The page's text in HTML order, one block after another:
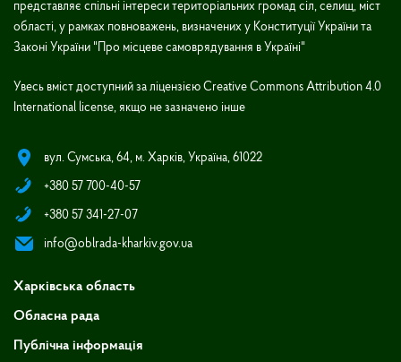
представляє спільні інтереси територіальних громад сіл, селищ, міст
області, у рамках повноважень, визначених у Конституції України та
Законі України "Про місцеве самоврядування в Україні"
Увесь вміст доступний за ліцензією Creative Commons Attribution 4.0
International license, якщо не зазначено інше
вул. Сумська, 64, м. Харків, Україна, 61022
+380 57 700-40-57
+380 57 341-27-07
info@oblrada-kharkiv.gov.ua
Харківська область
Обласна рада
Публічна інформація